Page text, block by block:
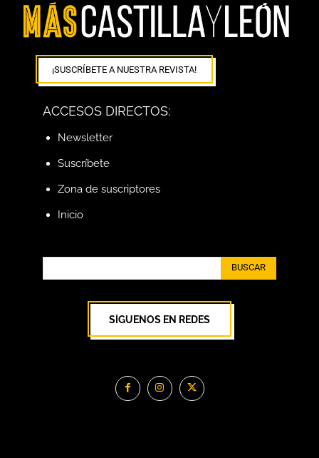
¡SUSCRÍBETE A NUESTRA REVISTA!
ACCESOS DIRECTOS:
Newsletter
Suscríbete
Zona de suscriptores
Inicio
BUSCAR
SÍGUENOS EN REDES